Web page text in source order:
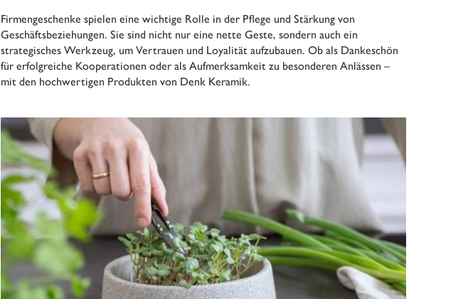
Firmengeschenke spielen eine wichtige Rolle in der Pflege und Stärkung von
Geschäftsbeziehungen. Sie sind nicht nur eine nette Geste, sondern auch ein
strategisches Werkzeug, um Vertrauen und Loyalität aufzubauen. Ob als Dankeschön
für erfolgreiche Kooperationen oder als Aufmerksamkeit zu besonderen Anlässen –
mit den hochwertigen Produkten von Denk Keramik.